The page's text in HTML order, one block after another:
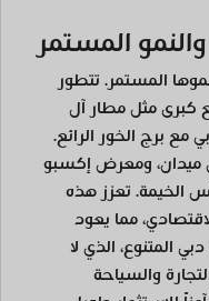
المستمر. تتطور
كبرى مثل مطار آل
مع برج الخور الرائع.
ميدان، ومعرض إكسبو
رأس الخيمة. تعزز هذه
مما يعود
المتنوع، الذي لا
والسياحة